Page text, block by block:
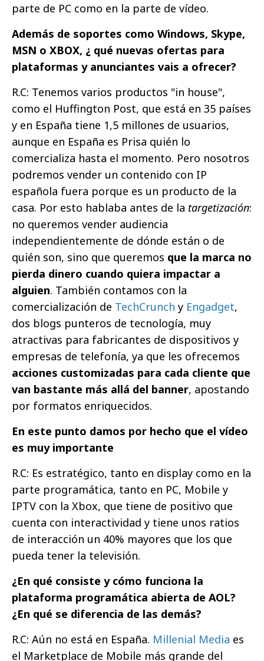
parte de PC como en la parte de vídeo.
Además de soportes como Windows, Skype,
MSN o XBOX, ¿ qué nuevas ofertas para
plataformas y anunciantes vais a ofrecer?
R.C: Tenemos varios productos "in house",
como el Huffington Post, que está en 35 países
y en España tiene 1,5 millones de usuarios,
aunque en España es Prisa quién lo
comercializa hasta el momento. Pero nosotros
podremos vender un contenido con IP
española fuera porque es un producto de la
casa. Por esto hablaba antes de la targetización:
no queremos vender audiencia
independientemente de dónde están o de
quién son, sino que queremos que la marca no
pierda dinero cuando quiera impactar a
alguien. También contamos con la
comercialización de TechCrunch y Engadget,
dos blogs punteros de tecnología, muy
atractivas para fabricantes de dispositivos y
empresas de telefonía, ya que les ofrecemos
acciones customizadas para cada cliente que
van bastante más allá del banner, apostando
por formatos enriquecidos.
En este punto damos por hecho que el vídeo
es muy importante
R.C: Es estratégico, tanto en display como en la
parte programática, tanto en PC, Mobile y
IPTV con la Xbox, que tiene de positivo que
cuenta con interactividad y tiene unos ratios
de interacción un 40% mayores que los que
pueda tener la televisión.
¿En qué consiste y cómo funciona la
plataforma programática abierta de AOL?
¿En qué se diferencia de las demás?
R.C: Aún no está en España. Millenial Media es
el Marketplace de Mobile más grande del